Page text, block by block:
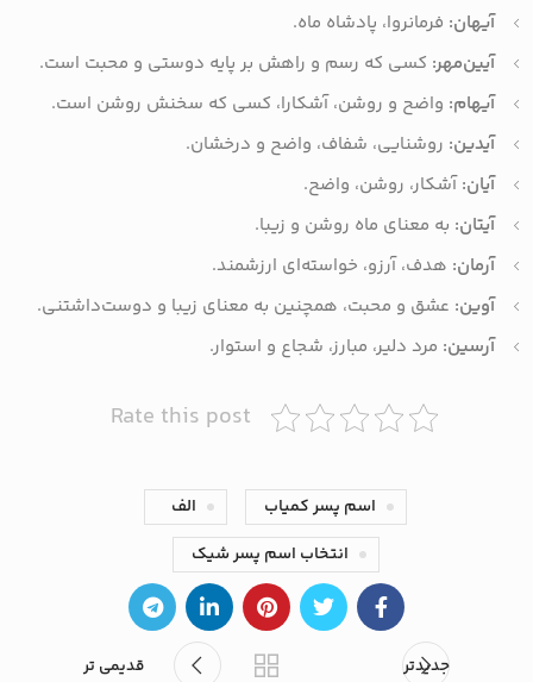
آیهان: فرمانروا، پادشاه ماه.
آیین‌مهر: کسی که رسم و راهش بر پایه دوستی و محبت است.
آیهام: واضح و روشن، آشکارا، کسی که سخنش روشن است.
آیدین: روشنایی، شفاف، واضح و درخشان.
آیان:آشکار، روشن، واضح.
آیتان: به معنای ماه روشن و زیبا.
آرمان: هدف، آرزو، خواسته‌ای ارزشمند.
آوین: عشق و محبت، همچنین به معنای زیبا و دوست‌داشتنی.
آرسین: مرد دلیر، مبارز، شجاع و استوار.
Rate this post
اسم پسر کمیاب
الف
انتخاب اسم پسر شیک
جدیدتر قدیمی تر